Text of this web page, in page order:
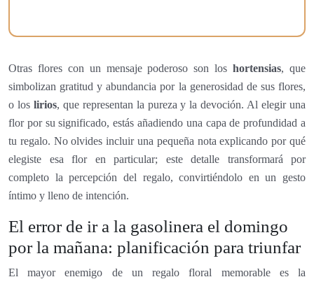
Otras flores con un mensaje poderoso son loshortensias, que
simbolizan gratitud y abundancia por la generosidad de sus flores,
o los lirios, que representan la pureza y la devoción. Al elegir una
flor por su significado, estás añadiendo una capa de profundidad a
tu regalo. No olvides incluir una pequeña nota explicando por qué
elegiste esa flor en particular; este detalle transformará por
completo la percepción del regalo, convirtiéndolo en un gesto
íntimo y lleno de intención.
El error de ir a la gasolinera el domingo
por la mañana: planificación para triunfar
El mayor enemigo de un regalo floral memorable es la